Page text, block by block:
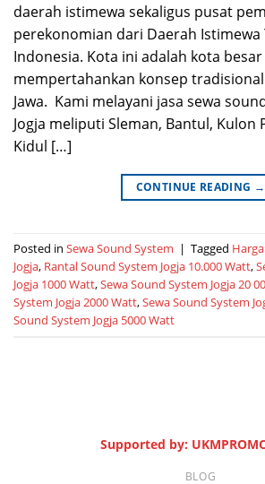
daerah istimewa sekaligus pusat
perekonomian dari Daerah Istimewa
Indonesia. Kota ini adalah kota
mempertahankan konsep
Jawa. Kami melayani jasa sewa
Jogja meliputi Sleman, Bantul, Kulon
Kidul […]
CONTINUE READING →
Posted in Sewa Sound System | Tagged
Jogja, Rantal Sound System Jogja 10.000 Watt,
Jogja 1000 Watt,Sewa Sound System Jogja 20
System Jogja 2000 Watt,Sewa Sound System
Sound System Jogja 5000 Watt
Supported by:
BLOG